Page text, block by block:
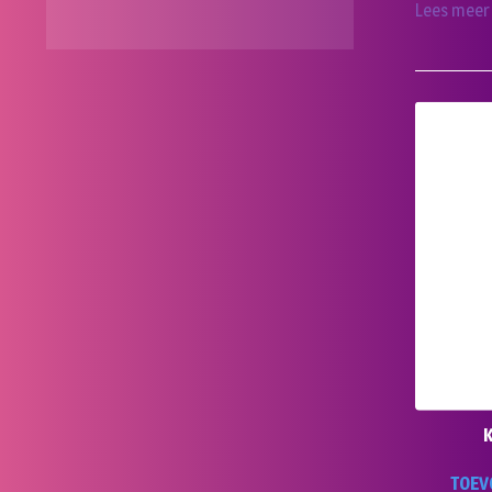
Lees